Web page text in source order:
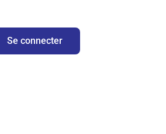
Se connecter